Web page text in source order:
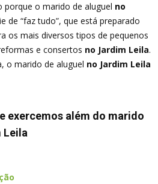
porque o marido de aluguel no
de “faz tudo”, que está preparado
os mais diversos tipos de pequenos
e consertos no Jardim Leila.
o marido de aluguel no Jardim Leila
exercemos além do marido
Leila